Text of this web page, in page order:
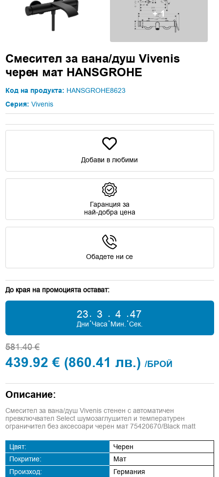
+ 1
Смесител за вана/душ Vivenis
черен мат HANSGROHE
Код на продукта: HANSGROHE8623
Серия: Vivenis
Добави в любими
Гаранция за
най-добра цена
Обадете ни се
До края на промоцията остават:
23
Дни: 3
Часа: 4
Мин.:46
Сек.
581.40 €
439.92 € (860.41 лв.) /БРОЙ
Описание:
Смесител за вана/душ Vivenis стенен с автоматичен
превключвател Select шумозаглушител и температурен
ограничител без аксесоари черен мат 75420670/Black matt
Цвят:
Черен
Покритие:
Мат
Произход:
Германия